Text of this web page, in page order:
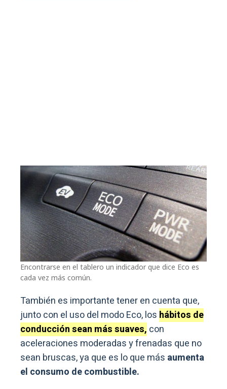
Encontrarse en el tablero un indicador que dice Eco es
cada vez más común.
También es importante tener en cuenta que,
junto con el uso del modo Eco, los hábitos de
conducción sean más suaves, con
aceleraciones moderadas y frenadas que no
sean bruscas, ya que es lo que más aumenta
el consumo de combustible.